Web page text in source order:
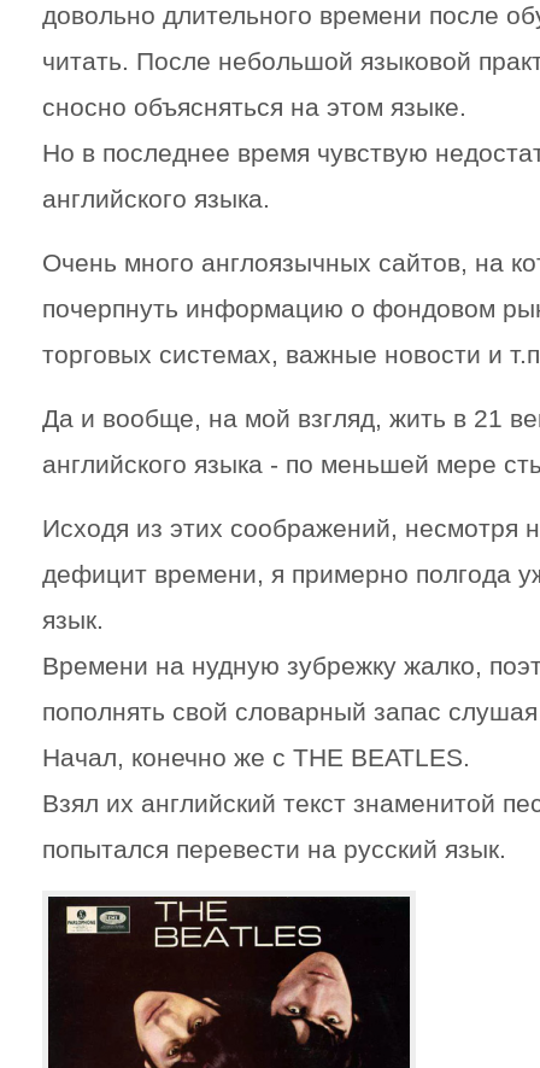
довольно длительного времени после
читать. После небольшой языковой
сносно объясняться на этом языке.
Но в последнее время чувствую
английского языка.
Очень много англоязычных сайтов, на
почерпнуть информацию о фондовом
торговых системах, важные новости и
Да и вообще, на мой взгляд, жить в 21
английского языка - по меньшей мере
Исходя из этих соображений, несмотря
дефицит времени, я примерно полгода
язык.
Времени на нудную зубрежку жалко,
пополнять свой словарный запас
Начал, конечно же с THE BEATLES.
Взял их английский текст знаменитой
попытался перевести на русский язык.